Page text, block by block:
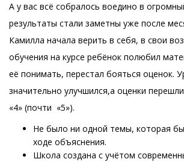
А у вас всё собралось воедино в
результаты стали заметны уже после
Камилла начала верить в себя, в свои
обучения на курсе ребёнок полюбил
её понимать, перестал бояться оценок.
значительно улучшился,а оценки
«4» (почти «5»).
Не было ни одной темы, которая
ходе объяснения.
Школа создана с учётом